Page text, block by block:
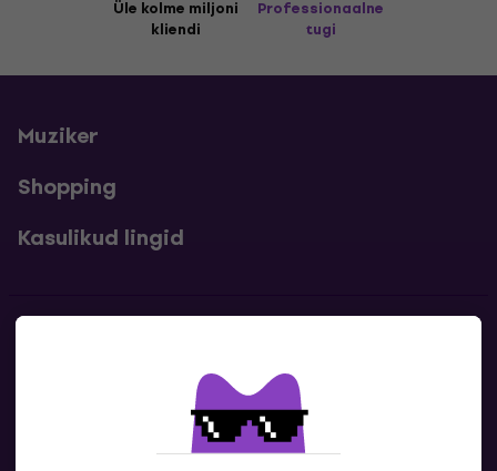
Üle kolme miljoni
kliendi
Professionaalne
tugi
Muziker
Shopping
Kasulikud lingid
Kontaktandmed